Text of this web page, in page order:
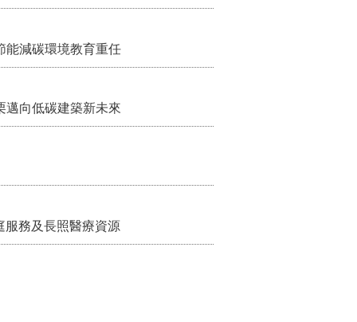
減碳環境教育重任
向低碳建築新未來
服務及長照醫療資源